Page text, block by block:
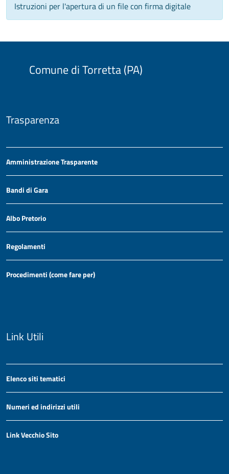
Istruzioni per l'apertura di un file con firma digitale
Comune di Torretta (PA)
Trasparenza
Amministrazione Trasparente
Bandi di Gara
Albo Pretorio
Regolamenti
Procedimenti (come fare per)
Link Utili
Elenco siti tematici
Numeri ed indirizzi utili
Link Vecchio Sito